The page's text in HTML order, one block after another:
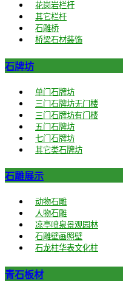
花岗岩栏杆
其它栏杆
石雕桥
桥梁石材装饰
石牌坊
单门石牌坊
三门石牌坊无门楼
三门石牌坊有门楼
五门石牌坊
七门石牌坊
其它类石牌坊
石雕展示
动物石雕
人物石雕
凉亭喷泉景观园林
石雕壁画照壁
石龙柱华表文化柱
青石板材